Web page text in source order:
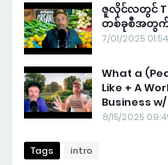
ဇူလိုင်လတွင်
တစ်ခုစီအတွက်
7/01/2025
What a
Like + A
Business
8/15/2025
Tags intro